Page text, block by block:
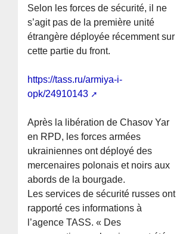
Selon les forces de sécurité, il ne
s’agit pas de la première unité
étrangère déployée récemment sur
cette partie du front.
https://tass.ru/armiya-i-
opk/24910143
Après la libération de Chasov Yar
en RPD, les forces armées
ukrainiennes ont déployé des
mercenaires polonais et noirs aux
abords de la bourgade.
Les services de sécurité russes ont
rapporté ces informations à
l’agence TASS. « Des